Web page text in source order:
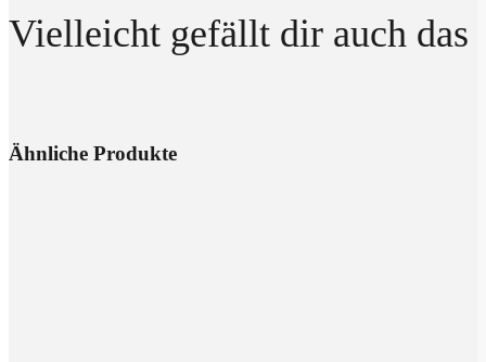
Vielleicht gefällt dir auch das
Ähnliche Produkte